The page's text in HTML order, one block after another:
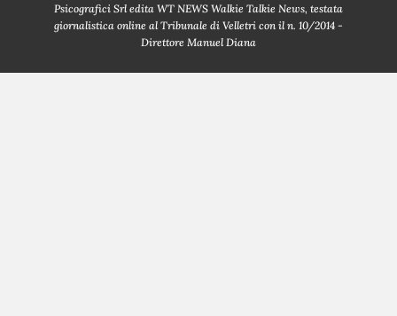
Psicografici Srl edita WT NEWS Walkie Talkie News, testata
giornalistica online al Tribunale di Velletri con il n. 10/2014 -
Direttore Manuel Diana